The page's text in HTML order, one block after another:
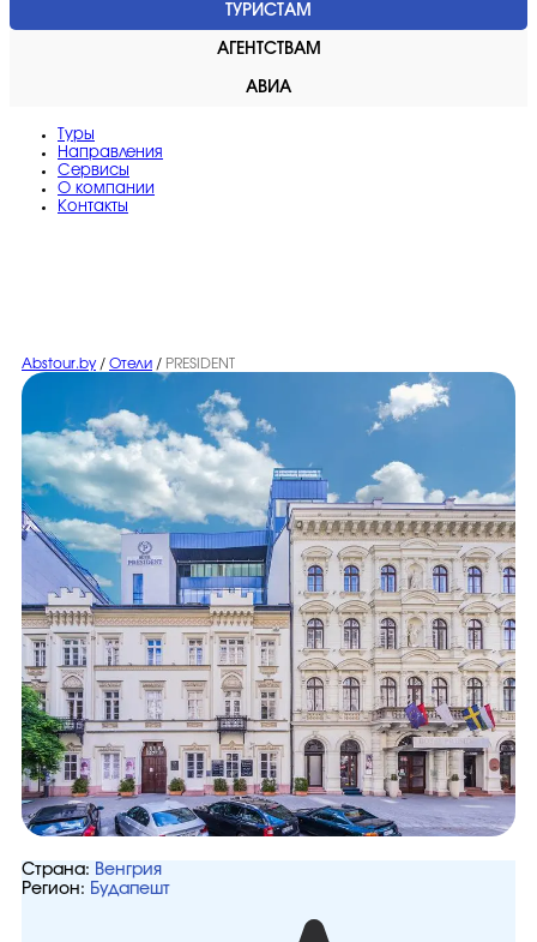
ТУРИСТАМ
АГЕНТСТВАМ
АВИА
Туры
Направления
Сервисы
O компании
Контакты
Abstour.by / Отели / PRESIDENT
Страна: Венгрия
Регион: Будапешт